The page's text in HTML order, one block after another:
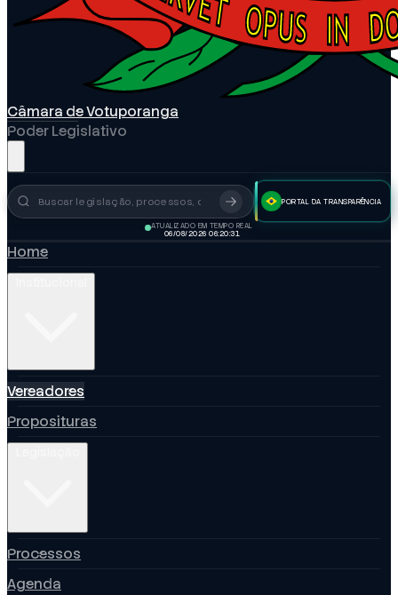
Câmara de Votuporanga
Poder Legislativo
Busca no portal PORTAL DA TRANSPARÊNCIA
ATUALIZADO EM TEMPO REAL
06/08/2026 06:20:32
Home
Vereadores
Proposituras
Processos
Agenda